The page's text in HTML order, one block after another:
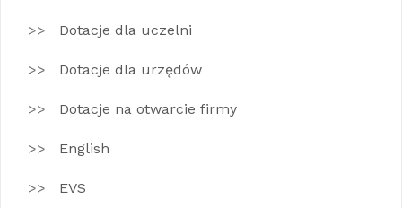
Dotacje dla uczelni
Dotacje dla urzędów
Dotacje na otwarcie firmy
English
EVS